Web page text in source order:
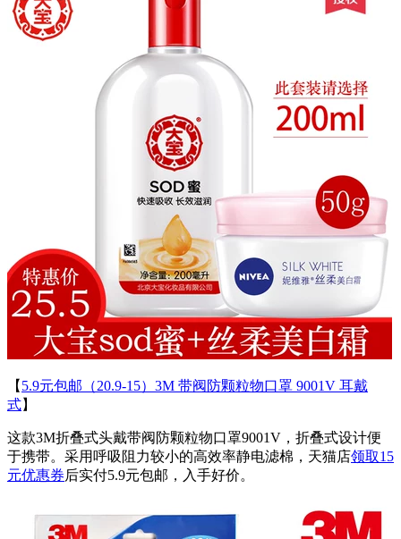
【 5.9元包邮（20.9-15）3M 带阀防颗粒物口罩 9001V 耳戴
式】
这款3M折叠式头戴带阀防颗粒物口罩9001V，折叠式设计便
于携带。采用呼吸阻力较小的高效率静电滤棉，天猫店领取15
元优惠券后实付5.9元包邮，入手好价。